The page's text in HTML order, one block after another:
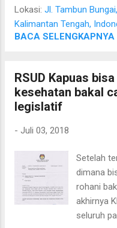
evaluasi
pasien
Setelah
diabetes.
sehingga
Lokasi: Jl. Tambun
Kalimantan Tengah,
BACA SELENGKAPNYA
RSUD Kapuas
kesehatan bakal
legislatif
- Juli 03, 2018
Setelah
dimana
rohani
akhirnya
seluruh